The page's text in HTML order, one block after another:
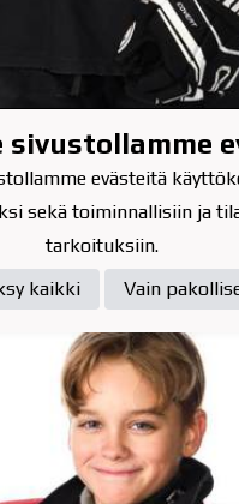
sivustollamme
evästeitä
sekä toiminnallisiin ja
tarkoituksiin.
kaikki
Vain